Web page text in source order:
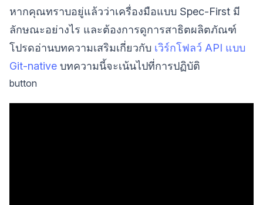
หากคุณทราบอยู่แล้วว่าเครื่องมือแบบ Spec-First มี
ลักษณะอย่างไร และต้องการดูการสาธิตผลิตภัณฑ์
โปรดอ่านบทความเสริมเกี่ยวกับ เวิร์กโฟลว์ API แบบ
Git-native บทความนี้จะเน้นไปที่การปฏิบัติ
button